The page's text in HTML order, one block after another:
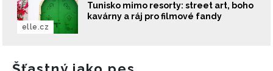
Tunisko mimo resorty: street art, boho
kavárny a ráj pro filmové fandy
elle.cz